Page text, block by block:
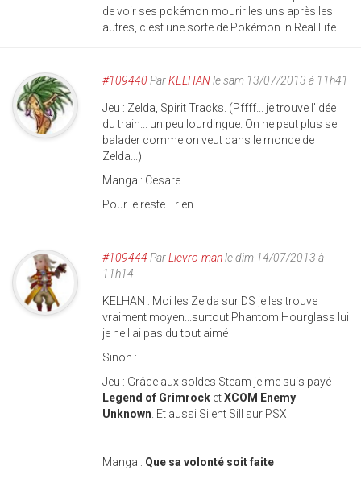
de voir ses pokémon mourir les uns après les
autres, c'est une sorte de Pokémon In Real Life.
#109440 ParKELHANle sam 13/07/2013 à 11h41
Jeu : Zelda, Spirit Tracks. (Pffff... je trouve l'idée
du train... un peu lourdingue. On ne peut plus se
balader comme on veut dans le monde de
Zelda...)
Manga : Cesare
Pour le reste... rien....
#109444 ParLievro-manle dim 14/07/2013 à
11h14
KELHAN : Moi les Zelda sur DS je les trouve
vraiment moyen...surtout Phantom Hourglass lui
je ne l'ai pas du tout aimé
Sinon :
Jeu : Grâce aux soldes Steam je me suis payé
Legend of Grimrock etXCOM Enemy
Unknown . Et aussi Silent Sill sur PSX
Manga : Que sa volonté soit faite